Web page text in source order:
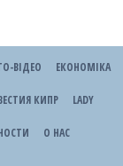
ВІДЕО ЕКОНОМІКА
КИПР LADY
О НАС